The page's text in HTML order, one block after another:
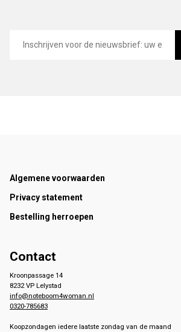
mailadres
Footer
Algemene voorwaarden
Privacy statement
Bestelling herroepen
Contact
Kroonpassage 14
8232 VP Lelystad
info@noteboom4woman.nl
0320-785683
Koopzondagen iedere laatste zondag van de maand